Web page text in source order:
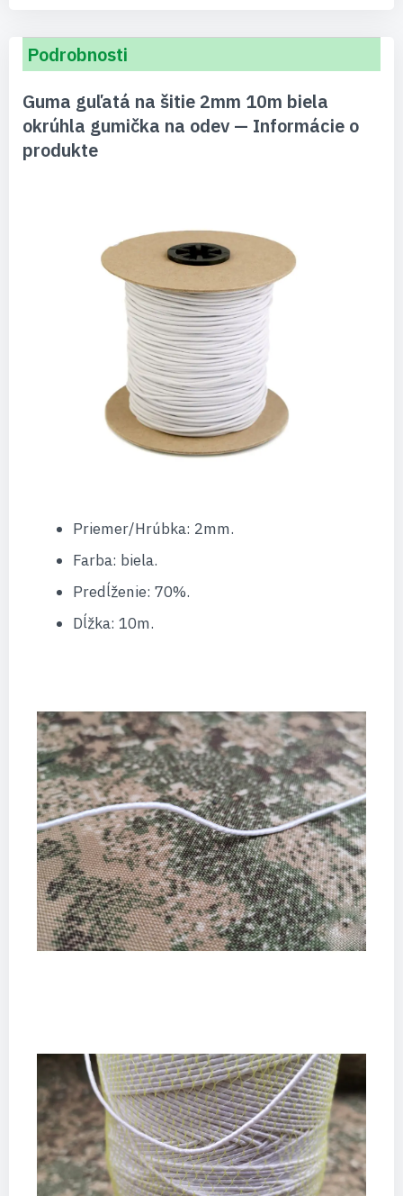
Podrobnosti
Guma guľatá na šitie 2mm 10m biela
okrúhla gumička na odev — Informácie o
produkte
Priemer/Hrúbka: 2mm.
Farba: biela.
Predĺženie: 70%.
Dĺžka: 10m.